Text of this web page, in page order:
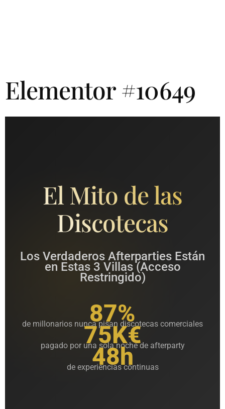
Elementor #10649
El Mito de las
Discotecas
Los Verdaderos Afterparties Están
en Estas 3 Villas (Acceso
Restringido)
87%
de millonarios nunca pisan discotecas comerciales
75K€
pagado por una sola noche de afterparty
48h
de experiencias continuas